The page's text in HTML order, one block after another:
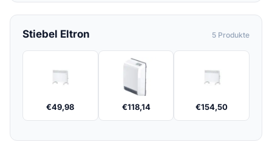
Stiebel Eltron 5 Produkte
€49,98 €118,14 €154,50